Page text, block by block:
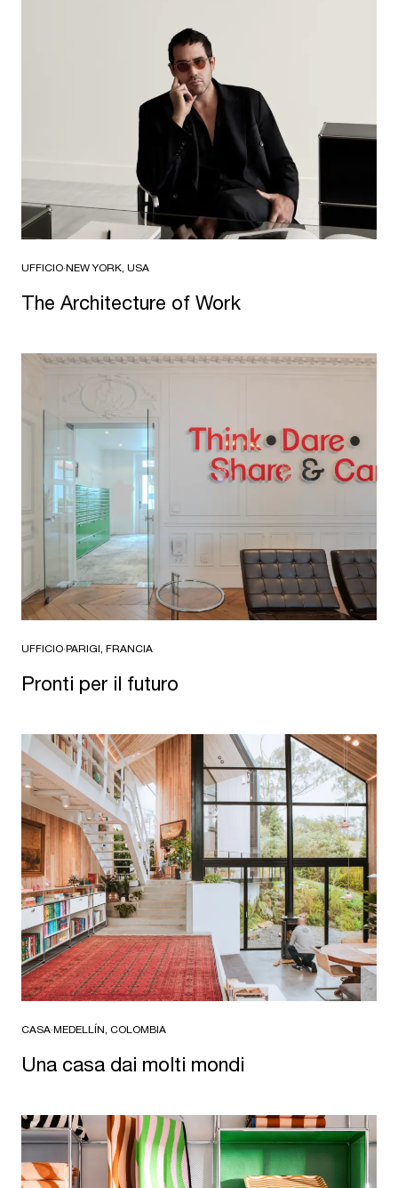
UFFICIO·NEW YORK, USA
The Architecture of Work
UFFICIO·PARIGI, FRANCIA
Pronti per il futuro
CASA·MEDELLÍN, COLOMBIA
Una casa dai molti mondi